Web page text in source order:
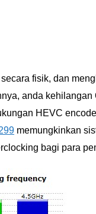
fisik, dan
anda kehilangan
HEVC
memungkinkan
bagi para